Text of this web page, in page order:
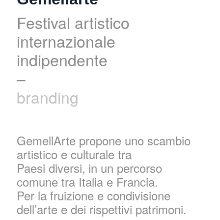
Festival artistico
internazionale
indipendente
–
branding
GemellArte propone uno scambio
artistico e culturale tra
Paesi diversi, in un percorso
comune tra Italia e Francia.
Per la fruizione e condivisione
dell’arte e dei rispettivi patrimoni.